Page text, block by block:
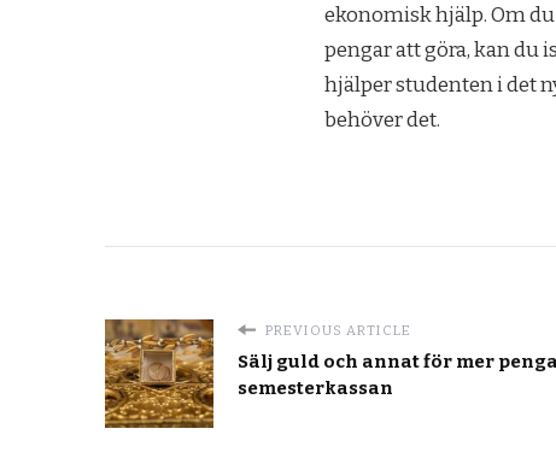
ekonomisk hjälp. Om
pengar att göra, kan du
hjälper studenten i det
behöver det.
PREVIOUS ARTICLE
Sälj guld och annat för mer
semesterkassan